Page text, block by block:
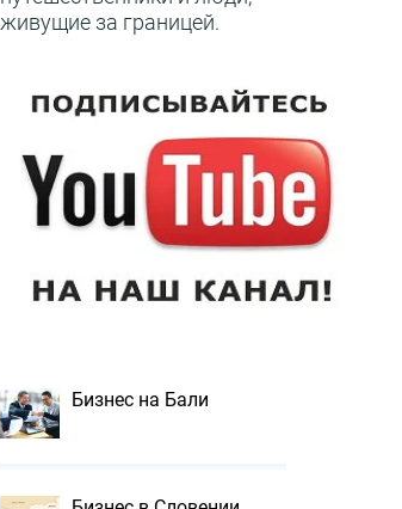
живущие за границей.
Бизнес на Бали